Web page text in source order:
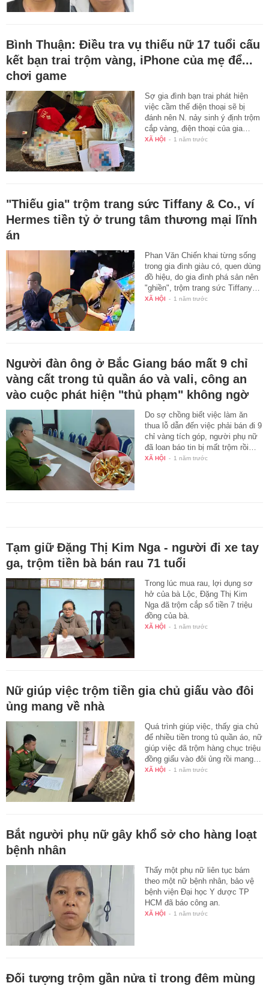
Bình Thuận: Điều tra vụ thiếu nữ 17 tuổi cấu
kết bạn trai trộm vàng, iPhone của mẹ để...
chơi game
Sợ gia đình bạn trai phát hiện
việc cầm thế điện thoại sẽ bị
đánh nên N. nảy sinh ý định trộm
cắp vàng, điện thoại của gia…
XÃ HỘI - 1 năm trước
"Thiếu gia" trộm trang sức Tiffany & Co., ví
Hermes tiền tỷ ở trung tâm thương mại lĩnh
án
Phan Văn Chiến khai từng sống
trong gia đình giàu có, quen dùng
đồ hiệu, do gia đình phá sản nên
"ghiền", trộm trang sức Tiffany…
XÃ HỘI - 1 năm trước
Người đàn ông ở Bắc Giang báo mất 9 chỉ
vàng cất trong tủ quần áo và vali, công an
vào cuộc phát hiện "thủ phạm" không ngờ
Do sợ chồng biết việc làm ăn
thua lỗ dẫn đến việc phải bán đi 9
chỉ vàng tích góp, người phụ nữ
đã loan báo tin bị mất trộm rồi…
XÃ HỘI - 1 năm trước
Tạm giữ Đặng Thị Kim Nga - người đi xe tay
ga, trộm tiền bà bán rau 71 tuổi
Trong lúc mua rau, lợi dụng sơ
hở của bà Lộc, Đặng Thị Kim
Nga đã trộm cắp số tiền 7 triệu
đồng của bà.
XÃ HỘI - 1 năm trước
Nữ giúp việc trộm tiền gia chủ giấu vào đôi
ủng mang về nhà
Quá trình giúp việc, thấy gia chủ
để nhiều tiền trong tủ quần áo, nữ
giúp việc đã trộm hàng chục triệu
đồng giấu vào đôi ủng rồi mang…
XÃ HỘI - 1 năm trước
Bắt người phụ nữ gây khổ sở cho hàng loạt
bệnh nhân
Thấy một phụ nữ liên tục bám
theo một nữ bệnh nhân, bảo vệ
bệnh viện Đại học Y dược TP
HCM đã báo công an.
XÃ HỘI - 1 năm trước
Đối tượng trộm gần nửa tỉ trong đêm mùng